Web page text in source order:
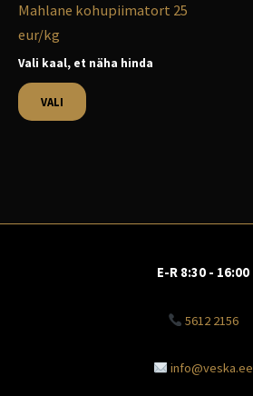
Mahlane kohupiimatort 25
eur/kg
Vali kaal, et näha hinda
VALI
E-R 8:30 - 16:00
5612 2156
info@veska.ee